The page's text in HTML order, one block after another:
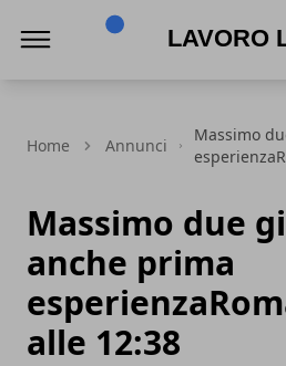
Home Annunci
Massimo
Massimo due
anche prima
alle 12:38